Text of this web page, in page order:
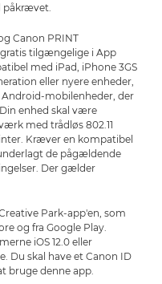
påkrævet.
Canon PRINT
tilgængelige i App
med iPad, iPhone 3GS
eller nyere enheder,
Android-mobilenheder, der
enhed skal være
med trådløs 802.11
Kræver en kompatibel
de pågældende
Der gælder
Park-app'en, som
og fra Google Play.
iOS 12.0 eller
Du skal have et Canon ID
bruge denne app.